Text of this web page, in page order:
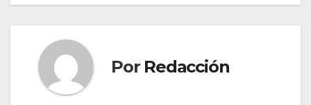
Por Redacción